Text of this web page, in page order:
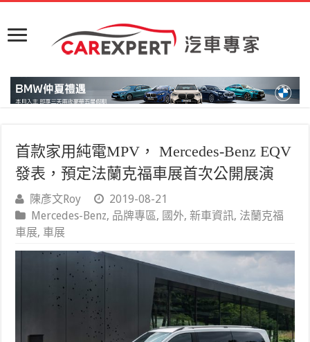
首款家用純電MPV， Mercedes-Benz EQV
發表，預定法蘭克福車展首次公開展演
陳彥文Roy
2019-08-21
Mercedes-Benz, 品牌專區, 國外,新車資訊, 法蘭克福
車展, 車展